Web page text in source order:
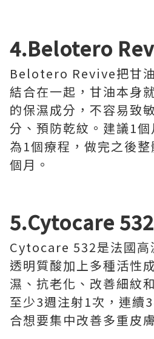
4.Belotero
Belotero Revive把甘
結合在一起，甘油本身
的保濕成分，不容易致
分、預防乾紋。建議1
為1個療程，做完之後
個月。
5.Cytocare 532
Cytocare 532是法國高
透明質酸加上多種活性
濕、抗老化、改善細紋
至少3週注射1次，連續
合想要集中改善多重皮